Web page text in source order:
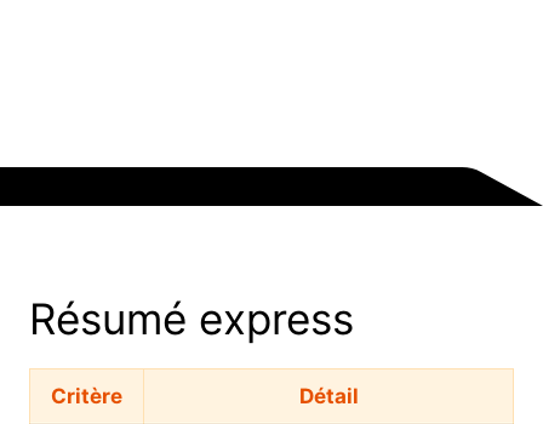
Résumé express
Critère Détail